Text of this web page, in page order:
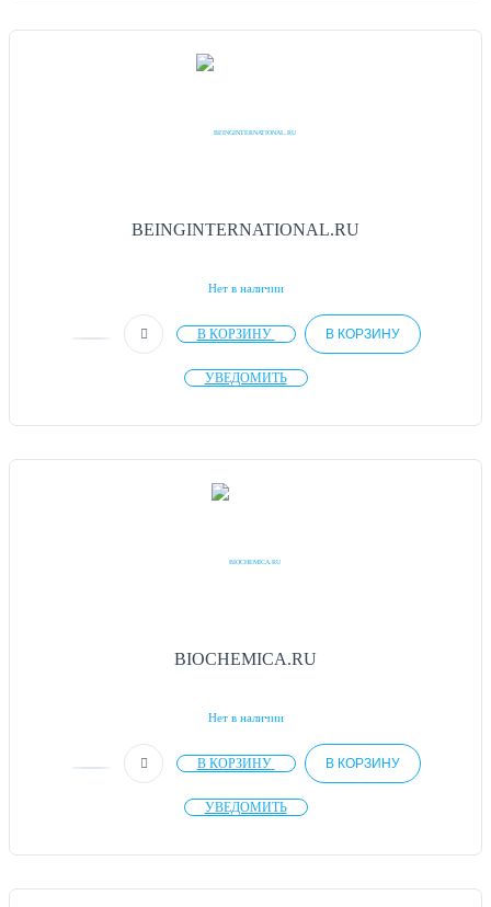
BEINGINTERNATIONAL.RU
Нет в наличии
В КОРЗИНУ В КОРЗИНУ
УВЕДОМИТЬ
BIOCHEMICA.RU
Нет в наличии
В КОРЗИНУ В КОРЗИНУ
УВЕДОМИТЬ